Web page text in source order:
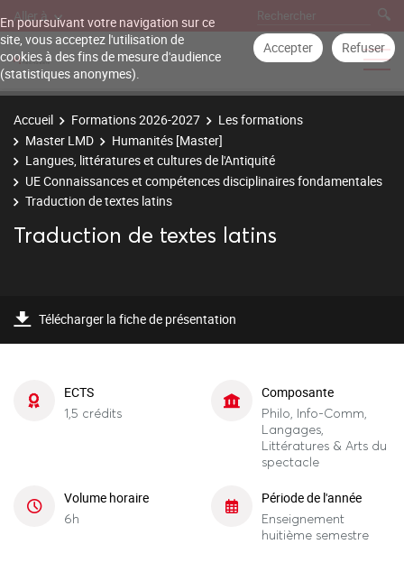
En poursuivant votre navigation sur ce
site, vous acceptez l'utilisation de
cookies à des fins de mesure d'audience
(statistiques anonymes).
Accepter Refuser
Aller à
Accueil Formations 2026-2027
Les formations
Master LMD
Humanités [Master]
Langues, littératures et cultures de l'Antiquité
UE Connaissances et compétences disciplinaires fondamentales
Traduction de textes latins
Traduction de textes latins
Télécharger la fiche de présentation
ECTS
1,5 crédits
Composante
Philo, Info-Comm,
Langages,
Littératures & Arts du
spectacle
Volume horaire
6h
Période de l'année
Enseignement
huitième semestre